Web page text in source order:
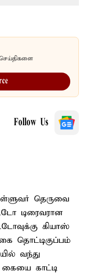
Follow Us
தெருவை
டிரைவரான
கியாஸ்
தொட்டிகுப்பம்
வந்து
காட்டி